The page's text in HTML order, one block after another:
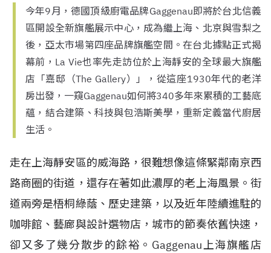
今年9月，德國頂級廚電品牌Gaggenau即將於台北信義
區開設全新旗艦展示中心，成為繼上海、北京與雪梨之
後，亞太市場第四座品牌旗艦空間。在台北據點正式揭
幕前，La Vie也率先走訪位於上海靜安的全球最大旗艦
店「嘉邸（The Gallery）」，從這座1930年代的老洋
房出發，一窺Gaggenau如何將340多年來累積的工藝底
蘊，結合建築、科技與包浩斯美學，重新定義當代廚居
生活。
走在上海靜安區的威海路，很難想像這條緊鄰南京西
路商圈的街道，還存在著如此濃厚的老上海風景。街
道兩旁是梧桐綠蔭、歷史建築，以及近年陸續進駐的
咖啡館、藝廊與設計選物店，城市的節奏依舊快速，
卻又多了幾分散步的餘裕。Gaggenau上海旗艦店